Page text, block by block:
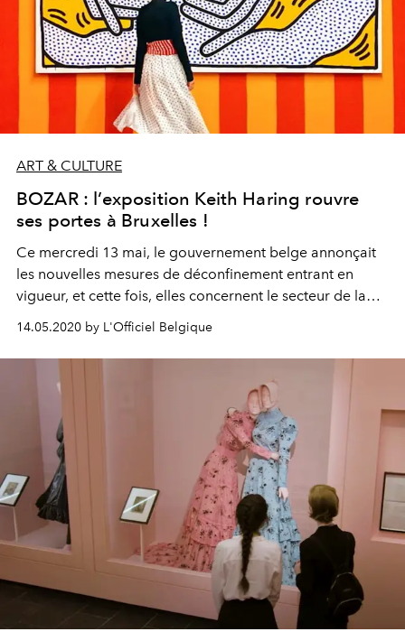
ART & CULTURE
BOZAR : l’exposition Keith Haring rouvre
ses portes à Bruxelles !
Ce mercredi 13 mai, le gouvernement belge annonçait
les nouvelles mesures de déconfinement entrant en
vigueur, et cette fois, elles concernent le secteur de la
2020, consacrée à Keith Haring par BOZAR, rouvre ainsi
ses portes, et est prolongée jusqu’en juillet prochain.
14.05.2020 by L'Officiel Belgique